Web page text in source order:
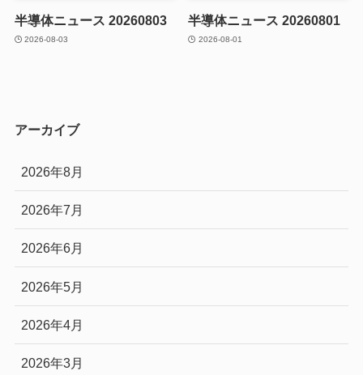
半導体ニュース 20260803
2026-08-03
半導体ニュース 20260801
2026-08-01
アーカイブ
2026年8月
2026年7月
2026年6月
2026年5月
2026年4月
2026年3月